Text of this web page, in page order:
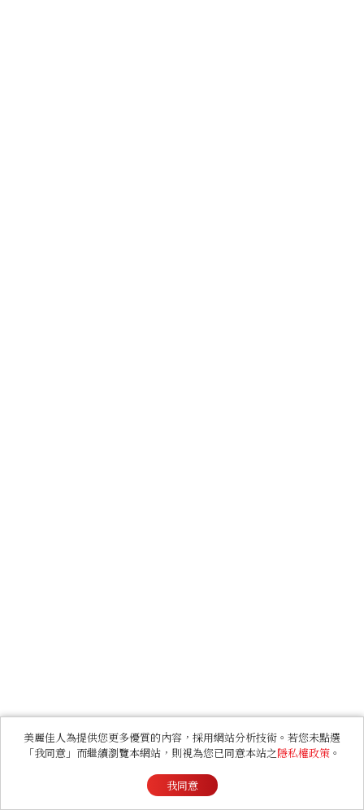
美麗佳人為提供您更多優質的內容，採用網站分析技術。若您未點選
「我同意」而繼續瀏覽本網站，則視為您已同意本站之隱私權政策 。
我同意